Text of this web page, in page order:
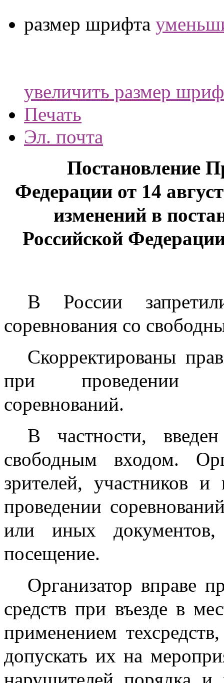
размер шрифта
увеличить размер
Печать
Эл. почта
Постановление
Федерации от 14
изменений в
Российской
В России
соревнования со
Скорректированы
при проведении
соревнований.
В частности,
свободным входом.
зрителей, участников
проведении
или иных
посещение.
Организатор вправе
средств при въезде в
применением
допускать их на